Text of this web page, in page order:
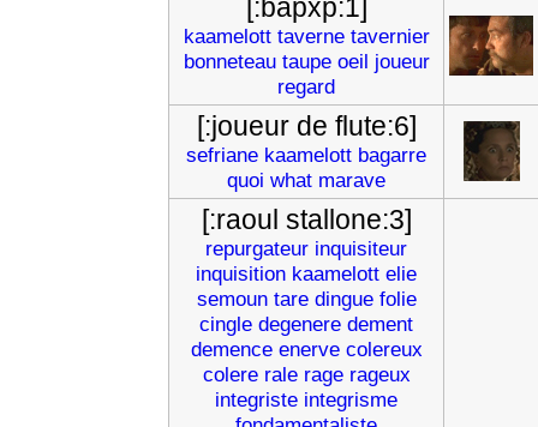
[:bapxp:1]
kaamelott taverne tavernier
bonneteau taupe oeil joueur
regard
[:joueur de flute:6]
sefriane kaamelott bagarre
quoi what marave
[:raoul stallone:3]
repurgateur inquisiteur
inquisition kaamelott elie
semoun tare dingue folie
cingle degenere dement
demence enerve colereux
colere rale rage rageux
integriste integrisme